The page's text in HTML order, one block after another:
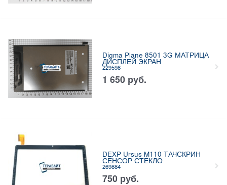
Digma Plane 8501 3G МАТРИЦА
ДИСПЛЕЙ ЭКРАН
229598
1 650 руб.
DEXP Ursus M110 ТАЧСКРИН
СЕНСОР СТЕКЛО
269884
750 руб.